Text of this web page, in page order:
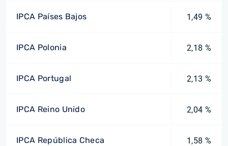
IPCA Países Bajos 1,49 %
IPCA Polonia 2,18 %
IPCA Portugal 2,13 %
IPCA Reino Unido 2,04 %
IPCA República Checa 1,58 %